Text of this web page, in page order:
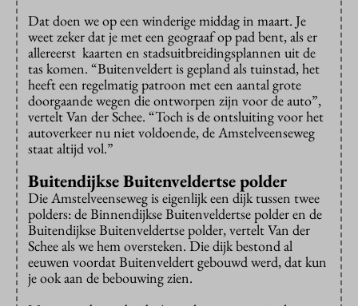
Dat doen we op een winderige middag in maart. Je
weet zeker dat je met een geograaf op pad bent, als er
allereerst kaarten en stadsuitbreidingsplannen uit de
tas komen. “Buitenveldert is gepland als tuinstad, het
heeft een regelmatig patroon met een aantal grote
doorgaande wegen die ontworpen zijn voor de auto”,
vertelt Van der Schee. “Toch is de ontsluiting voor het
autoverkeer nu niet voldoende, de Amstelveenseweg
staat altijd vol.”
Buitendijkse Buitenveldertse polder
Die Amstelveenseweg is eigenlijk een dijk tussen twee
polders: de Binnendijkse Buitenveldertse polder en de
Buitendijkse Buitenveldertse polder, vertelt Van der
Schee als we hem oversteken. Die dijk bestond al
eeuwen voordat Buitenveldert gebouwd werd, dat kun
je ook aan de bebouwing zien.